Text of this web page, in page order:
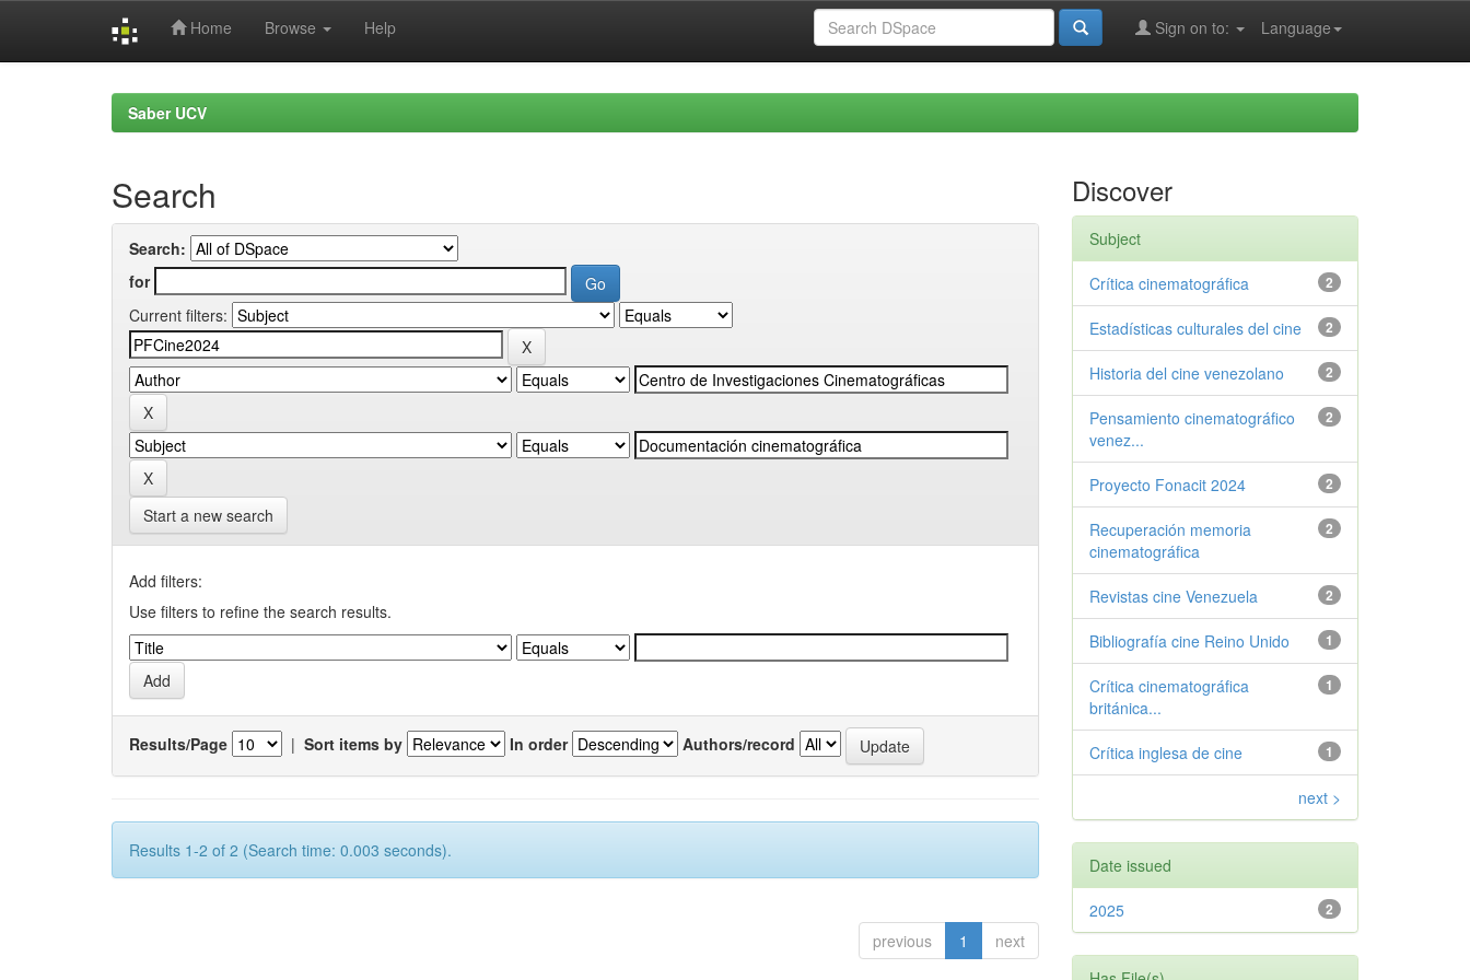
Home Browse Help Language
Sign on to:
Saber UCV
Search
Search:
for
Current filters:
Start a new search
Add filters:
Use filters to refine the search results.
Results/Page | Sort items by In order Authors/record
Results 1-2 of 2 (Search time: 0.003 seconds).
previous 1 next
Discover
Subject
2
Crítica cinematográfica
2
Estadísticas culturales del cine
2
Historia del cine venezolano
2
Pensamiento cinematográfico
venez...
2
Proyecto Fonacit 2024
2
Recuperación memoria
cinematográfica
2
Revistas cine Venezuela
1
Bibliografía cine Reino Unido
1
Crítica cinematográfica
británica...
1
Crítica inglesa de cine
next >
Date issued
2
2025